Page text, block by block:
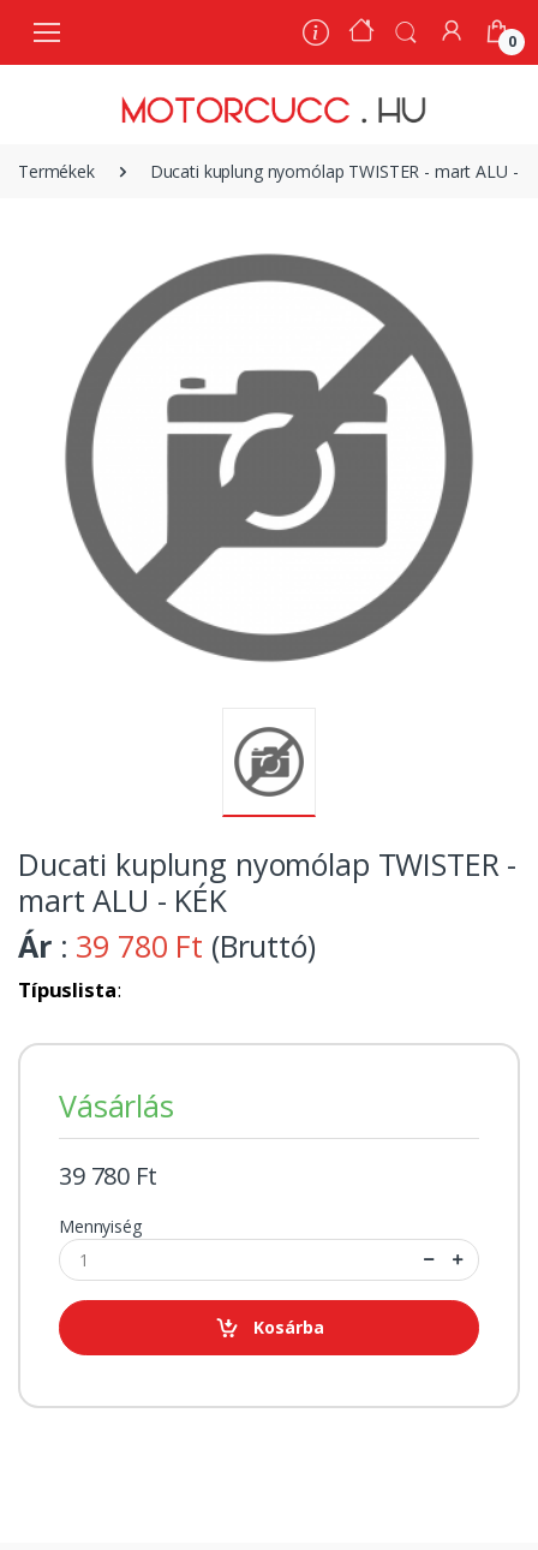
0
Termékek Ducati kuplung nyomólap TWISTER - mart ALU -
Ducati kuplung nyomólap TWISTER -
mart ALU - KÉK
Ár : 39 780 Ft (Bruttó)
Típuslista:
Vásárlás
39 780 Ft
Mennyiség
Kosárba
0